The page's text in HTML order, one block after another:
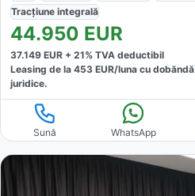
Tracțiune integrală
44.950 EUR
37.149 EUR + 21% TVA deductibil
Leasing de la 453 EUR/luna cu dobăndă
juridice.
Sună WhatsApp